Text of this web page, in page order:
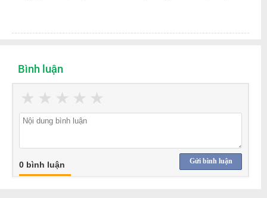
Bình luận
★
★
★
★
★
Gửi bình luận
0 bình luận